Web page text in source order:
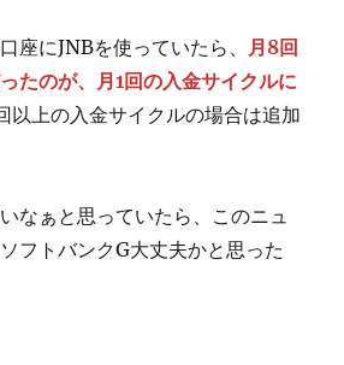
座にJNBを使っていたら、 月8回
たのが、月1回の入金サイクルに
以上の入金サイクルの場合は追加
なぁと思っていたら、このニュ
フトバンクG大丈夫かと思った